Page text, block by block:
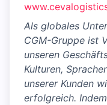
Als globales
CGM-Gruppe ist
unseren
Kulturen,
unserer Kunden
erfolgreich.